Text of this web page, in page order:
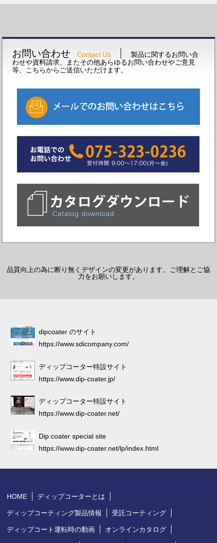
お問い合わせ Contact Us
製品に関するお問い合
わせや資料請求、またその他あらゆるお問い合わせやご意見
等、こちらからご送信いただけます。
品質向上の為に断り無くデザインの変更があります。ご理解とご協
力をお願いします。
dipcoater のサイト
https://www.sdicompany.com/
ディップコーター特設サイト
https://www.dip-coater.jp/
ディップコーター特設サイト
https://www.dip-coater.net/
Dip coater special site
https://www.dip-coater.net/lp/index.html
HOME ディップコーターとは
ディップコーティング製品情報 受託コーティング
ディップコート運転時の動画 オンラインカタログ